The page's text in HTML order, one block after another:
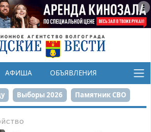
АФИША ОБЪЯВЛЕНИЯ
КОНКУРСЫ
Выборы 2026 Памятник СВО
в сердце